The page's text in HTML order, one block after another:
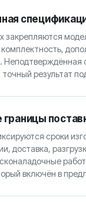
закрепляются
Неподтверждённая
результат
границы
сроки
доставка,
включён в